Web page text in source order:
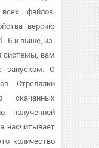
файлов.
версию
- 6 и выше, из-
системы, вам
запуском. О
Стрелялки
скачанных
насчитывает
количество